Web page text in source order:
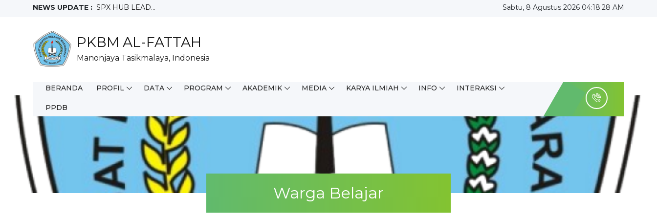
NEWS UPDATE : SPX HUB LEAD...
Sales Motoris...
Teknisi...
Full Time WFO...
Helper Gudang...
Sabtu, 8 Agustus 2026 04:18:29 AM
PKBM AL-FATTAH
Manonjaya Tasikmalaya, Indonesia
BERANDA PROFIL DATA PROGRAM AKADEMIK MEDIA KARYA ILMIAH INFO INTERAKSI
PPDB
Warga Belajar